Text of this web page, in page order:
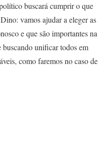
buscará cumprir o que
vamos ajudar a eleger as
e que são importantes na
buscando unificar todos em
como faremos no caso de